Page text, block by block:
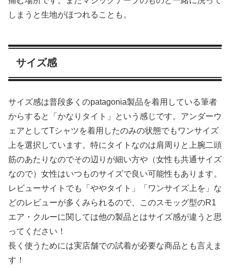
しまうと生地がほつれることも。
サイズ感
サイズ感は普段多くのpatagonia製品を着用している筆者
からすると「かなりタイト」という感じです。アンダーウ
ェアとしてTシャツを着用したのみの状態でもワンサイズ
上を選択しています。特にタイトなのは肩周りと上腕二頭
筋のあたりなのでその辺りが細い方や（女性も共通サイズ
なので）女性はいつものサイズで良い可能性もあります。
レビューサイトでも「ややタイト」「ワンサイズ上を」な
どのレビューが多くみられるので、このスモッグ型のR1
エア・クルーに関しては他の製品とはサイズ感が違うと思
ってください！
長く使うためには実店舗での試着が必要な商品とも言えま
す！